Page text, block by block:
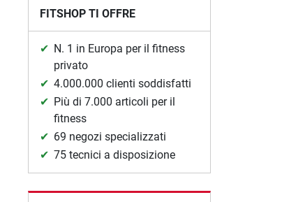
FITSHOP TI OFFRE
N. 1 in Europa per il fitness
privato
4.000.000 clienti soddisfatti
Più di 7.000 articoli per il
fitness
69 negozi specializzati
75 tecnici a disposizione